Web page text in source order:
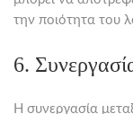
την ποιότητα του
6.
Η συνεργασία